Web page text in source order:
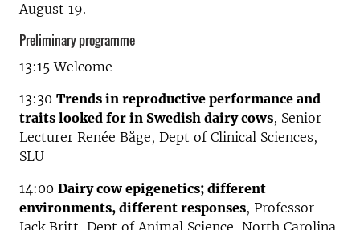
August 19.
Preliminary programme
13:15 Welcome
13:30 Trends in reproductive performance and
traits looked for in Swedish dairy cows, Senior
Lecturer Renée Båge, Dept of Clinical Sciences,
SLU
14:00 Dairy cow epigenetics; different
environments, different responses, Professor
Jack Britt, Dept of Animal Science, North Carolina